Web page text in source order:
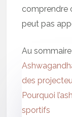
comprendre
peut pas
Au
des
Pourquoi
sportifs